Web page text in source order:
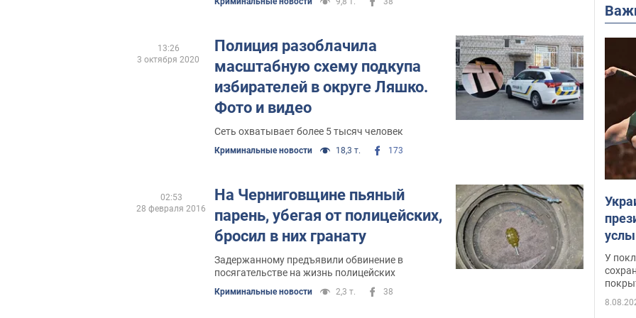
Полиция разоблачила
масштабную схему подкупа
избирателей в округе Ляшко.
Фото и видео
Сеть охватывает более 5 тысяч человек
Криминальные новости 18,3 т. 173
13:26
3 октября 2020
На Черниговщине пьяный
парень, убегая от полицейских,
бросил в них гранату
Задержанному предъявили обвинение в
посягательстве на жизнь полицейских
Криминальные новости 2,3 т. 38
02:53
28 февраля 2016
У